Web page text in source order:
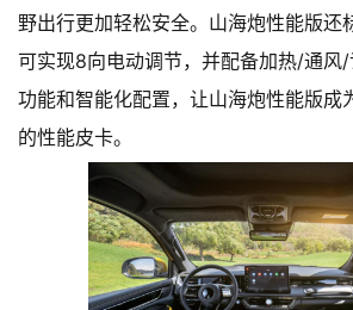
野出行更加轻松安全。山海炮性能版还
可实现8向电动调节，并配备加热/通风
功能和智能化配置，让山海炮性能版成
的性能皮卡。